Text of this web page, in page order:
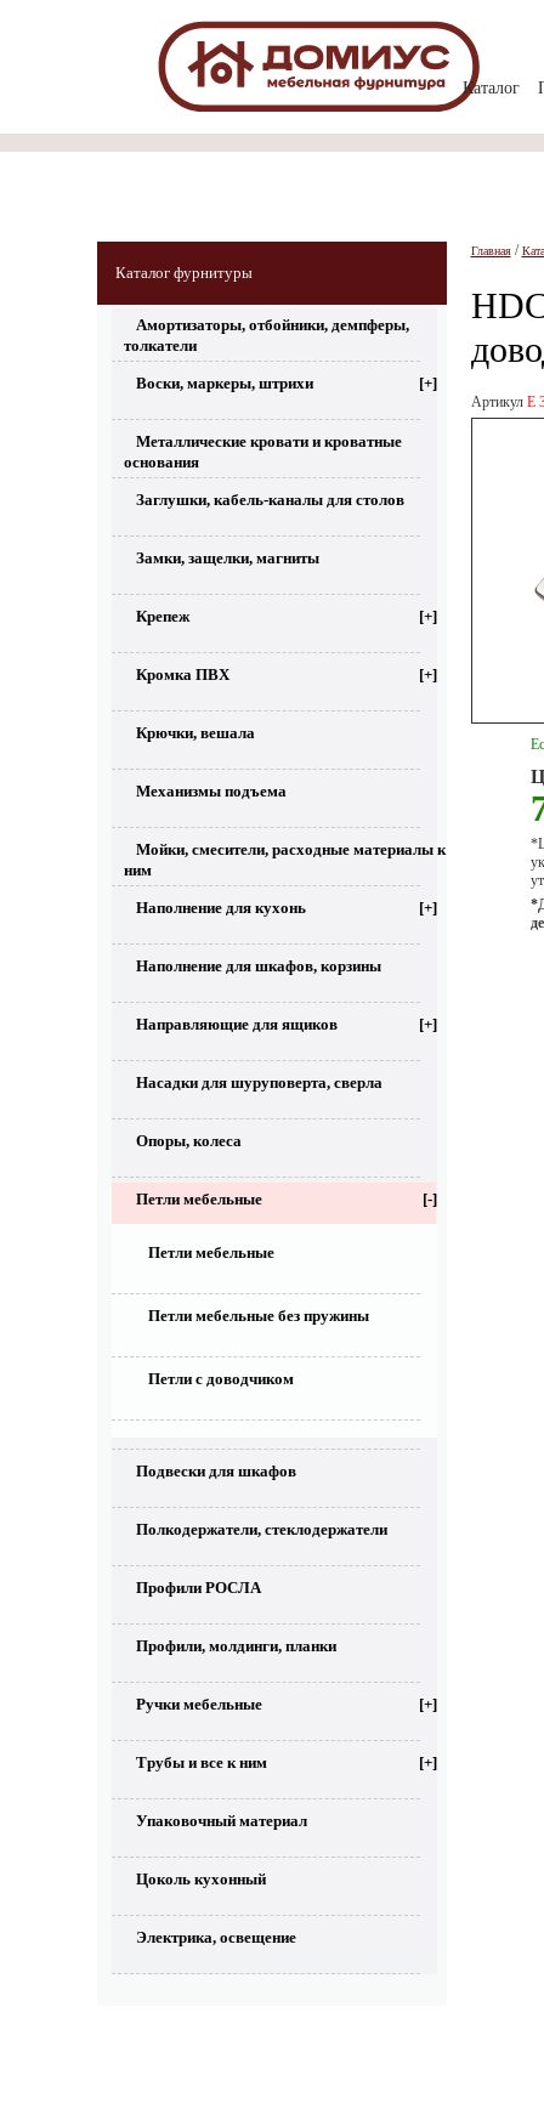
Каталог
Каталог фурнитуры
Амортизаторы, отбойники, демпферы,
толкатели
Воски, маркеры, штрихи [+]
Металлические кровати и кроватные
основания
Заглушки, кабель-каналы для столов
Замки, защелки, магниты
Крепеж [+]
Кромка ПВХ [+]
Крючки, вешала
Механизмы подъема
Мойки, смесители, расходные материалы к
ним
Наполнение для кухонь [+]
Наполнение для шкафов, корзины
Направляющие для ящиков [+]
Насадки для шуруповерта, сверла
Опоры, колеса
Петли мебельные [-]
Петли мебельные
Петли мебельные без пружины
Петли с доводчиком
Подвески для шкафов
Полкодержатели, стеклодержатели
Профили РОСЛА
Профили, молдинги, планки
Ручки мебельные [+]
Трубы и все к ним [+]
Упаковочный материал
Цоколь кухонный
Электрика, освещение
Главная/
Артикул Е